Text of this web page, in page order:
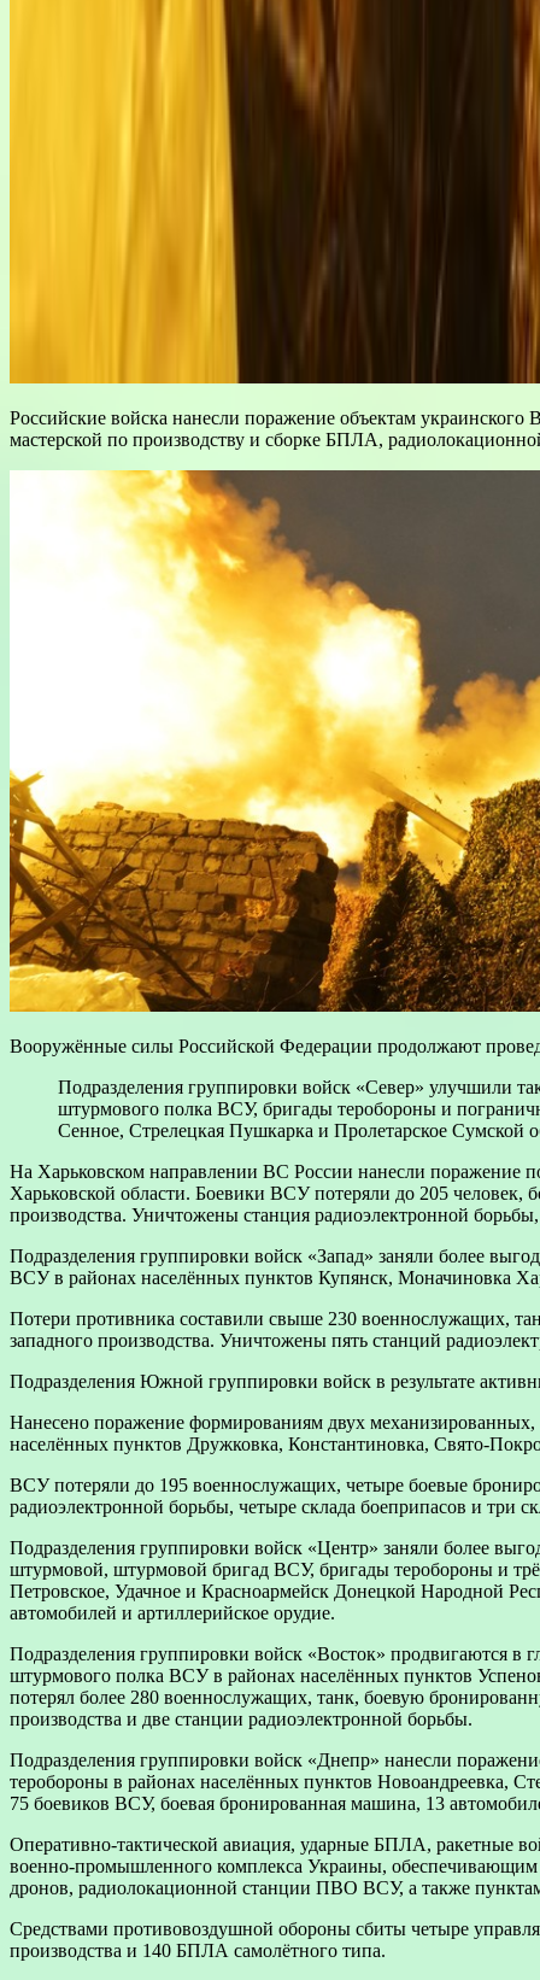
Российские войска нанесли поражение объектам
мастерской по производству и сборке БПЛА,
Вооружённые силы Российской Федерации продолжают
Подразделения группировки войск «Север» улучшили
штурмового полка ВСУ, бригады теробороны и
Сенное, Стрелецкая Пушкарка и Пролетарское Сумской
На Харьковском направлении ВС России нанесли поражение
Харьковской области. Боевики ВСУ потеряли до 205 человек,
производства. Уничтожены станция радиоэлектронной
Подразделения группировки войск «Запад» заняли более
ВСУ в районах населённых пунктов Купянск, Моначиновка
Потери противника составили свыше 230 военнослужащих,
западного производства. Уничтожены пять станций
Подразделения Южной группировки войск в результате
Нанесено поражение формированиям двух
населённых пунктов Дружковка, Константиновка, Свято-
ВСУ потеряли до 195 военнослужащих, четыре боевые
радиоэлектронной борьбы, четыре склада боеприпасов и три
Подразделения группировки войск «Центр» заняли более
штурмовой, штурмовой бригад ВСУ, бригады теробороны и
Петровское, Удачное и Красноармейск Донецкой Народной
автомобилей и артиллерийское орудие.
Подразделения группировки войск «Восток» продвигаются
штурмового полка ВСУ в районах населённых пунктов
потерял более 280 военнослужащих, танк, боевую
производства и две станции радиоэлектронной борьбы.
Подразделения группировки войск «Днепр» нанесли
теробороны в районах населённых пунктов Новоандреевка,
75 боевиков ВСУ, боевая бронированная машина, 13
Оперативно-тактической авиация, ударные БПЛА, ракетные
военно-промышленного комплекса Украины, обеспечивающим
дронов, радиолокационной станции ПВО ВСУ, а также
Средствами противовоздушной обороны сбиты четыре
производства и 140 БПЛА самолётного типа.